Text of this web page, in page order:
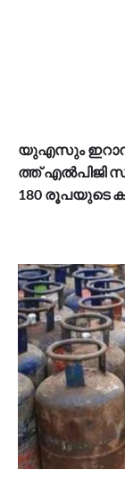
യു​എ​സും ഇ​റാ​നും
ത്ത് എ​ൽ​പി​ജി
180 രൂ​പ​യു​ടെ